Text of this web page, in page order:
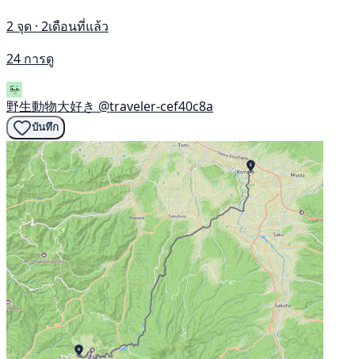
2 จุด · 2เดือนที่แล้ว
24 การดู
野生動物大好き @traveler-cef40c8a
บันทึก